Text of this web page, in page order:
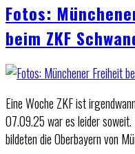
Fotos:
beim ZKF
Eine Woche ZKF ist
07.09.25 war es leider soweit.
bildeten die Oberbayern von